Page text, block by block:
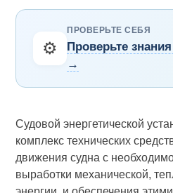
⚙️
ПРОВЕРЬТЕ СЕБЯ
Проверьте
→
Судовой энергетической
комплекс технических
движения судна с
выработки механической,